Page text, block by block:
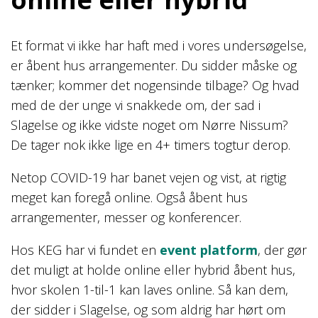
Et format vi ikke har haft med i vores undersøgelse,
er åbent hus arrangementer. Du sidder måske og
tænker; kommer det nogensinde tilbage? Og hvad
med de der unge vi snakkede om, der sad i
Slagelse og ikke vidste noget om Nørre Nissum?
De tager nok ikke lige en 4+ timers togtur derop.
Netop COVID-19 har banet vejen og vist, at rigtig
meget kan foregå online. Også åbent hus
arrangementer, messer og konferencer.
Hos KEG har vi fundet en event platform, der gør
det muligt at holde online eller hybrid åbent hus,
hvor skolen 1-til-1 kan laves online. Så kan dem,
der sidder i Slagelse, og som aldrig har hørt om